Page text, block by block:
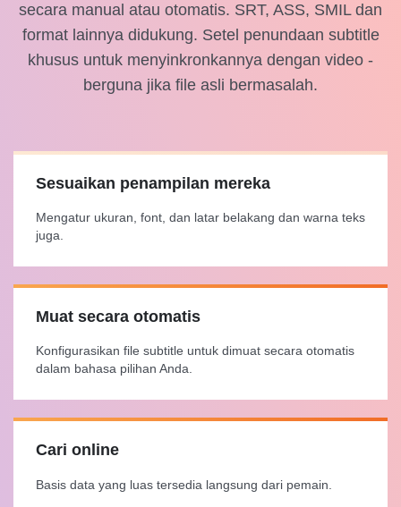
secara manual atau otomatis. SRT, ASS, SMIL dan
format lainnya didukung. Setel penundaan subtitle
khusus untuk menyinkronkannya dengan video -
berguna jika file asli bermasalah.
Sesuaikan penampilan mereka
Mengatur ukuran, font, dan latar belakang dan warna teks
juga.
Muat secara otomatis
Konfigurasikan file subtitle untuk dimuat secara otomatis
dalam bahasa pilihan Anda.
Cari online
Basis data yang luas tersedia langsung dari pemain.